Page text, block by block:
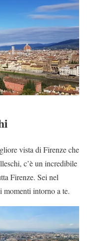
vista di Firenze che
c’è un incredibile
Firenze. Sei nel
momenti intorno a te.